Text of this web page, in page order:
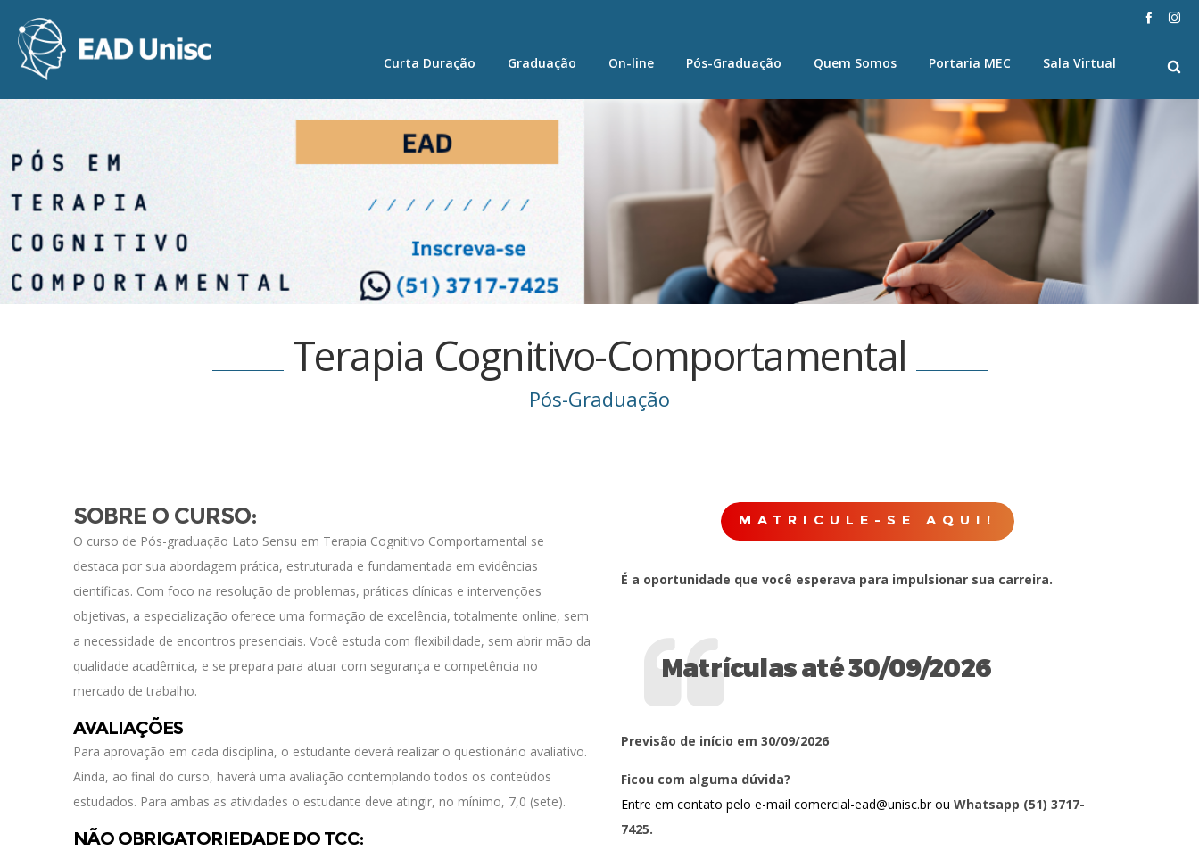
Curta Duração Graduação On-line Pós-Graduação Quem Somos Portaria MEC Sala Virtual
Terapia Cognitivo-Comportamental
Pós-Graduação
SOBRE O CURSO:
O curso de Pós-graduação Lato Sensu em Terapia Cognitivo Comportamental se
destaca por sua abordagem prática, estruturada e fundamentada em evidências
científicas. Com foco na resolução de problemas, práticas clínicas e intervenções
objetivas, a especialização oferece uma formação de excelência, totalmente online, sem
a necessidade de encontros presenciais. Você estuda com flexibilidade, sem abrir mão da
qualidade acadêmica, e se prepara para atuar com segurança e competência no
mercado de trabalho.
AVALIAÇÕES
Para aprovação em cada disciplina, o estudante deverá realizar o questionário avaliativo.
Ainda, ao final do curso, haverá uma avaliação contemplando todos os conteúdos
estudados. Para ambas as atividades o estudante deve atingir, no mínimo, 7,0 (sete).
NÃO OBRIGATORIEDADE DO TCC:
MATRICULE-SE AQUI!
É a oportunidade que você esperava para impulsionar sua carreira.
Matrículas até 30/09/2026
Previsão de início em 30/09/2026
Ficou com alguma dúvida?
Entre em contato pelo e-mail comercial-ead@unisc.br ou Whatsapp (51) 3717-
7425.